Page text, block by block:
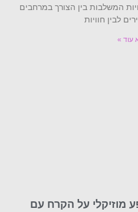
המשלבות בין הצורך במרחבים
לבין חוויות
עוד »
מוזיקלי על הקרח עם